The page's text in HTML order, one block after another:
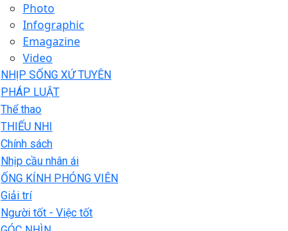
Photo
Infographic
Emagazine
Video
NHỊP SỐNG XỨ TUYÊN
PHÁP LUẬT
Thể thao
THIẾU NHI
Chính sách
Nhịp cầu nhân ái
ỐNG KÍNH PHÓNG VIÊN
Giải trí
Người tốt - Việc tốt